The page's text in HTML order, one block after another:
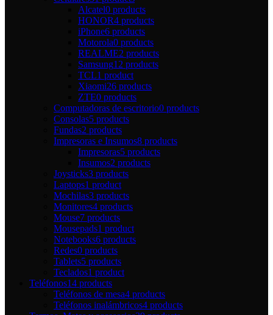
Alcatel0 products
HONOR4 products
iPhone6 products
Motorola0 products
REALME2 products
Samsung12 products
TCL1 product
Xiaomi26 products
ZTE0 products
Computadoras de escritorio0 products
Consolas5 products
Fundas2 products
Impresoras e Insumos8 products
Impresoras5 products
Insumos2 products
Joysticks3 products
Laptops1 product
Mochilas3 products
Monitores4 products
Mouse7 products
Mousepads1 product
Notebooks6 products
Redes0 products
Tablets5 products
Teclados1 product
Teléfonos14 products
Teléfonos de mesa4 products
Teléfonos inalámbricos4 products